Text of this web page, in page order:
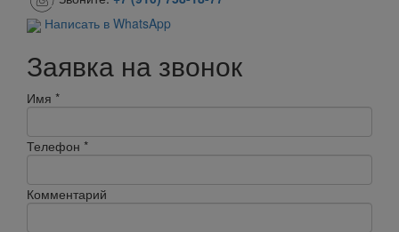
Написать в WhatsApp
Заявка на звонок
Имя *
Телефон *
Комментарий